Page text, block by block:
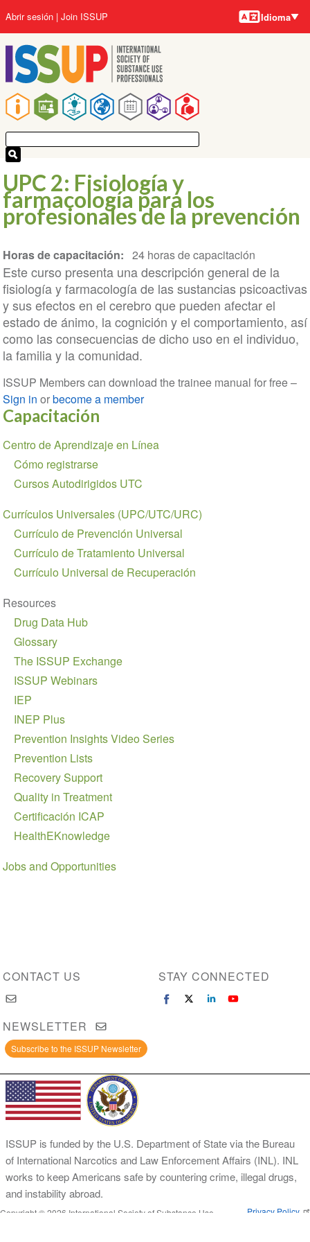
al
contenido
principal
Main
navigation
User
account
menu
Abrir sesión Join ISSUP Idiomas
Idioma
UPC 2: Fisiología y
farmacología para los
profesionales de la prevención
Horas de capacitación 24 horas de capacitación
Este curso presenta una descripción general de la
fisiología y farmacología de las sustancias psicoactivas
y sus efectos en el cerebro que pueden afectar el
estado de ánimo, la cognición y el comportamiento, así
como las consecuencias de dicho uso en el individuo,
la familia y la comunidad.
ISSUP Members can download the trainee manual for free –
Sign in orbecome a member
Capacitación
Section
navigation
Centro de Aprendizaje en Línea
Cómo registrarse
Cursos Autodirigidos UTC
Currículos Universales (UPC/UTC/URC)
Currículo de Prevención Universal
Currículo de Tratamiento Universal
Currículo Universal de Recuperación
Resources
Drug Data Hub
Glossary
The ISSUP Exchange
ISSUP Webinars
IEP
INEP Plus
Prevention Insights Video Series
Prevention Lists
Recovery Support
Quality in Treatment
Certificación ICAP
HealthEKnowledge
Jobs and Opportunities
CONTACT US STAY CONNECTED
NEWSLETTER
Subscribe to the ISSUP Newsletter
ISSUP is funded by the U.S. Department of State via the Bureau
of International Narcotics and Law Enforcement Affairs (INL). INL
works to keep Americans safe by countering crime, illegal drugs,
and instability abroad.
Copyright © 2026 International Society of Substance Use
Privacy Policy